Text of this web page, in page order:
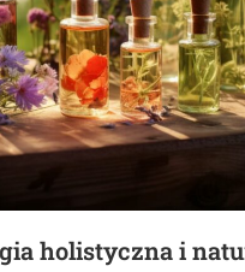
holistyczna i